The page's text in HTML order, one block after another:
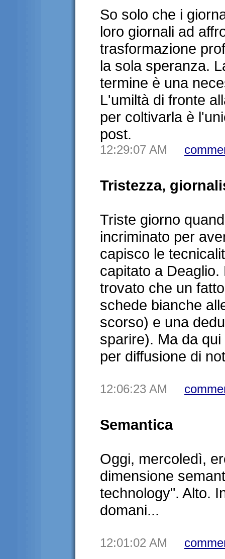
So solo che i
loro giornali ad
trasformazione
la sola speranza.
termine è una
L'umiltà di fronte
per coltivarla è
post.
12:29:07 AM
Tristezza,
Triste giorno
incriminato per
capisco le
capitato a
trovato che un
schede bianche
scorso) e una
sparire). Ma da
per diffusione di
12:06:23 AM
Semantica
Oggi, mercoledì,
dimensione
technology". Alto.
domani...
12:01:02 AM